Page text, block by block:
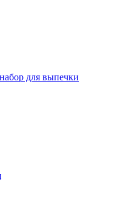
для выпечки